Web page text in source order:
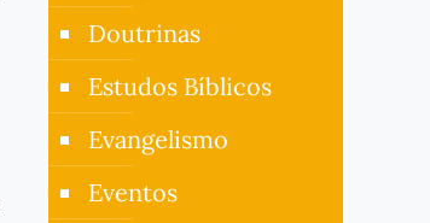
Doutrinas
Estudos Bíblicos
Evangelismo
Eventos